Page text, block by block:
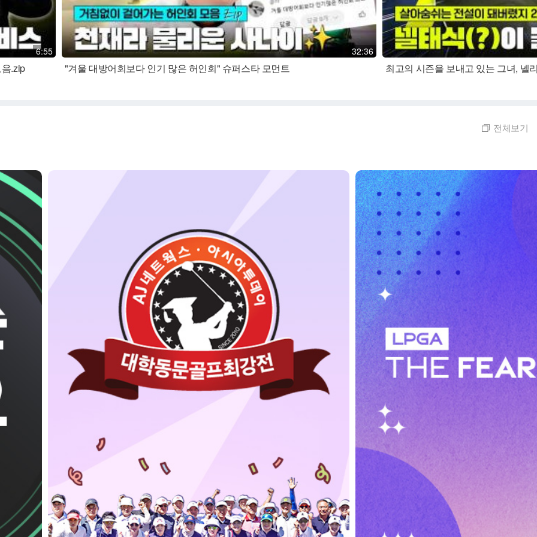
6:55
.zip
32:36
"겨울 대방어회보다 인기 많은 허인회" 슈퍼스타 모먼트 최고의 시즌을 보내고 있는 그녀, 넬
전체보기